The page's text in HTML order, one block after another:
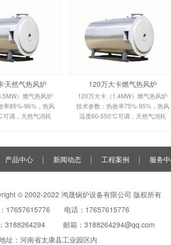
天然气热风炉
）燃气热风炉
率85%-96%，热风
调，天然气消耗
接换热技术及
120万大卡燃气热风炉
120万大卡（1.4MW）燃气热风炉
技术参数：热效率75%-95%，热风
温度60-550℃可调，天然气消耗
术及全自动控制。适用于
产品中心 | 新闻动态 | 工程案例 | 服务
© 2002-2022 鸿晟锅炉设备有限公司 版权所有
17657615776 电话：17657615776
3188264294 邮箱：3188264294@qq.com
址：河南省太康县工业园区内